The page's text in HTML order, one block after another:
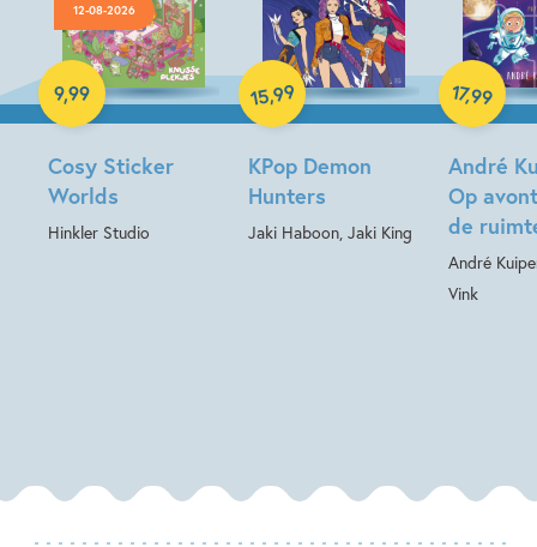
12-08-2026
Cosy Sticker
Worlds
Hinkler Studio
9,99
Paperback
KPop Demon
Hunters
Jaki Haboon, Jaki King
15,99
Paperback
André
Op
de
André
Vink
17,99
Hardcover